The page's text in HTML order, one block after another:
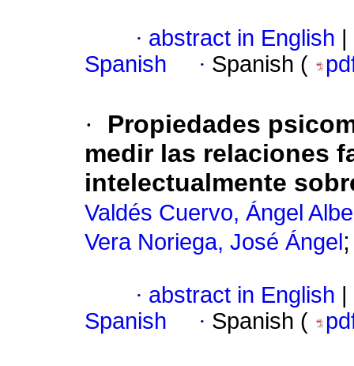
· abstract in English
Spanish
· Spanish (
·
Propiedades
medir las relaciones
intelectualmente
Valdés Cuervo, Ángel
Vera Noriega, José Ángel
· abstract in English
Spanish
· Spanish (